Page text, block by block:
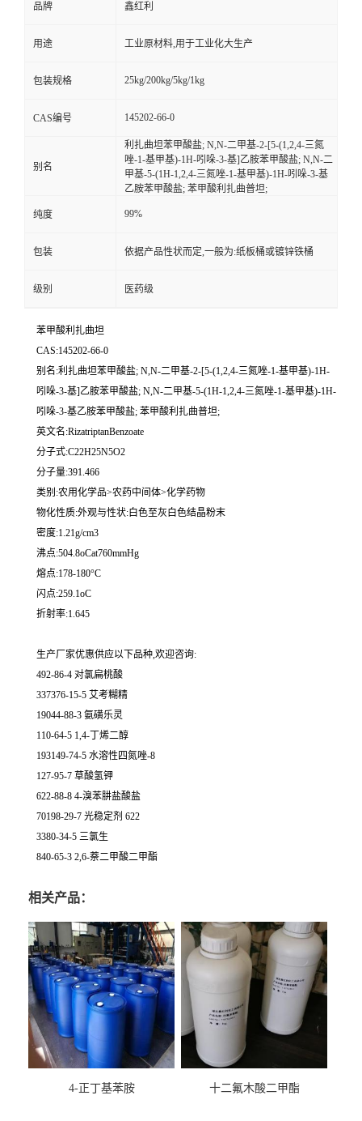
品牌 鑫红利
用途 工业原材料,用于工业化大生产
包装规格 25kg/200kg/5kg/1kg
CAS编号 145202-66-0
别名
利扎曲坦苯甲酸盐; N,N-二甲基-2-[5-(1,2,4-三氮
唑-1-基甲基)-1H-吲哚-3-基]乙胺苯甲酸盐; N,N-二
甲基-5-(1H-1,2,4-三氮唑-1-基甲基)-1H-吲哚-3-基
乙胺苯甲酸盐; 苯甲酸利扎曲普坦;
纯度 99%
包装 依据产品性状而定,一般为:纸板桶或镀锌铁桶
级别 医药级
苯甲酸利扎曲坦
CAS:145202-66-0
别名:利扎曲坦苯甲酸盐; N,N-二甲基-2-[5-(1,2,4-三氮唑-1-基甲基)-1H-
吲哚-3-基]乙胺苯甲酸盐; N,N-二甲基-5-(1H-1,2,4-三氮唑-1-基甲基)-1H-
吲哚-3-基乙胺苯甲酸盐; 苯甲酸利扎曲普坦;
英文名:RizatriptanBenzoate
分子式:C22H25N5O2
分子量:391.466
类别:农用化学品>农药中间体>化学药物
物化性质:外观与性状:白色至灰白色结晶粉末
密度:1.21g/cm3
沸点:504.8oCat760mmHg
熔点:178-180°C
闪点:259.1oC
折射率:1.645
生产厂家优惠供应以下品种,欢迎咨询:
492-86-4 对氯扁桃酸
337376-15-5 艾考糊精
19044-88-3 氨磺乐灵
110-64-5 1,4-丁烯二醇
193149-74-5 水溶性四氮唑-8
127-95-7 草酸氢钾
622-88-8 4-溴苯肼盐酸盐
70198-29-7 光稳定剂 622
3380-34-5 三氯生
840-65-3 2,6-萘二甲酸二甲酯
相关产品：
4-正丁基苯胺 十二氟木酸二甲酯